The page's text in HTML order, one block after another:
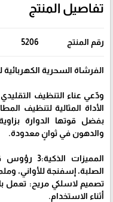
تفاصيل المنتج
رقم المنتج 5206
الفرشاة السحرية الكهربائية
ودّعي عناء التنظيف
الأداة المثالية لتنظيف
والدهون في ثوانٍ معدودة.
المميزات
الصلبة، إسفنجة للأواني،
أثناء الاستخدام.